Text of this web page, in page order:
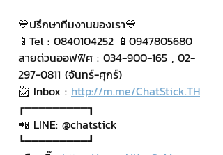
💙ปรึกษาทีมงานของเรา💙
📱Tel : 0840104252 📱0947805680
สายด่วนออฟฟิศ : 034-900-165 , 02-
297-0811 (จันทร์-ศุกร์)
📨 Inbox : http://m.me/ChatStick.TH
┏━━━━━━━━━┓
📲 LINE: @chatstick
┗━━━━━━━━━┛